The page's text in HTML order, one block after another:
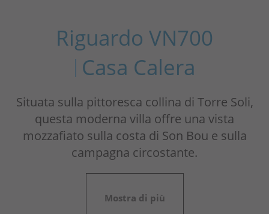
Riguardo VN700
Casa Calera
Situata sulla pittoresca collina di Torre Soli,
questa moderna villa offre una vista
mozzafiato sulla costa di Son Bou e sulla
campagna circostante.
Mostra di più